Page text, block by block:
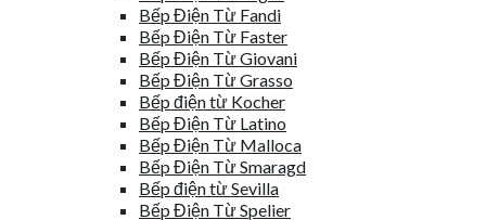
Bếp Điện Từ Fandi
Bếp Điện Từ Faster
Bếp Điện Từ Giovani
Bếp Điện Từ Grasso
Bếp điện từ Kocher
Bếp Điện Từ Latino
Bếp Điện Từ Malloca
Bếp Điện Từ Smaragd
Bếp điện từ Sevilla
Bếp Điện Từ Spelier